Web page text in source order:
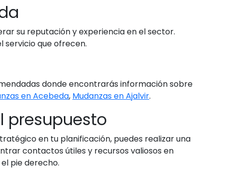
su reputación y experiencia en el sector.
servicio que ofrecen.
donde encontrarás información sobre
en Acebeda, Mudanzas en Ajalvir.
presupuesto
en tu planificación, puedes realizar una
contactos útiles y recursos valiosos en
pie derecho.